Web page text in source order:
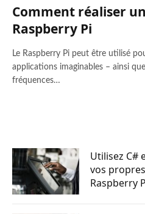
Comment réaliser
Raspberry Pi
Le Raspberry Pi peut être utilisé
applications imaginables – ainsi
fréquences…
Utilisez C#
vos
Raspberry